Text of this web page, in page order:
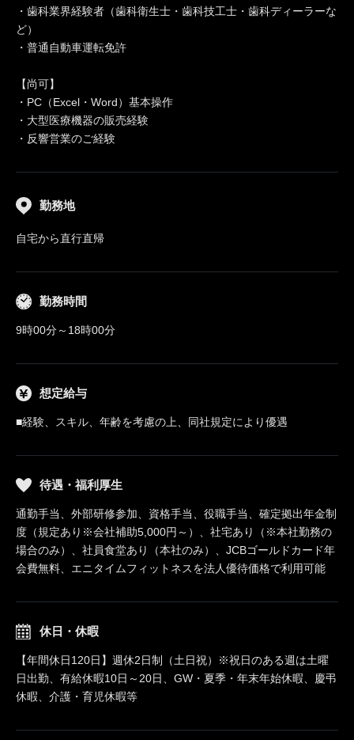
・歯科業界経験者（歯科衛生士・歯科技工士・歯科ディーラーな
ど）
・普通自動車運転免許
【尚可】
・PC（Excel・Word）基本操作
・大型医療機器の販売経験
・反響営業のご経験
勤務地
自宅から直行直帰
勤務時間
9時00分～18時00分
想定給与
■経験、スキル、年齢を考慮の上、同社規定により優遇
待遇・福利厚生
通勤手当、外部研修参加、資格手当、役職手当、確定拠出年金制
度（規定あり※会社補助5,000円～）、社宅あり（※本社勤務の
場合のみ）、社員食堂あり（本社のみ）、JCBゴールドカード年
会費無料、エニタイムフィットネスを法人優待価格で利用可能
休日・休暇
【年間休日120日】週休2日制（土日祝）※祝日のある週は土曜
日出勤、有給休暇10日～20日、GW・夏季・年末年始休暇、慶弔
休暇、介護・育児休暇等